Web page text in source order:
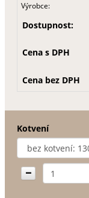
Výrobce:
Dostupnost:
Cena s DPH
Cena bez DPH
Kotvení